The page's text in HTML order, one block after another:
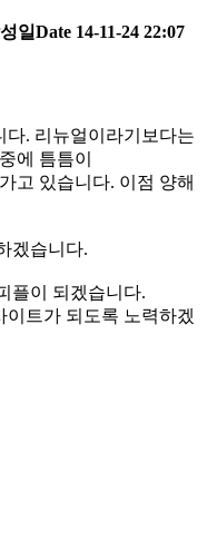
일Date 14-11-24 22:07
다. 리뉴얼이라기보다는
에 틈틈이
고 있습니다. 이점 양해
겠습니다.
플이 되겠습니다.
트가 되도록 노력하겠